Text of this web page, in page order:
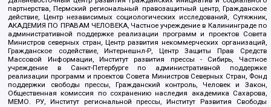
партнерства, Пермский региональный правозащитный центр, Гражданское
действие, Центр независимых социологических исследований, Сутяжник,
АКАДЕМИЯ ПО ПРАВАМ ЧЕЛОВЕКА, Частное учреждение в Калининграде по
административной поддержке реализации программ и проектов Совета
Министров северных стран, Центр развития некоммерческих организаций,
Гражданское содействие, Интернешнл-Р, Центр Защиты Прав Средств
Массовой Информации, Институт развития прессы - Сибирь, Частное
учреждение в Санкт-Петербурге по административной поддержке
реализации программ и проектов Совета Министров Северных Стран, Фонд
поддержки свободы прессы, Гражданский контроль, Человек и Закон,
Общественная комиссия по сохранению наследия академика Сахарова,
МЕМО. РУ, Институт региональной прессы, Институт Развития Свободы